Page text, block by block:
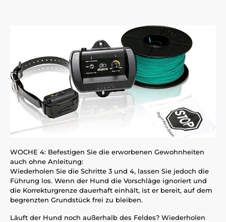
WOCHE 4: Befestigen Sie die erworbenen Gewohnheiten
auch ohne Anleitung:
Wiederholen Sie die Schritte 3 und 4, lassen Sie jedoch die
Führung los. Wenn der Hund die Vorschläge ignoriert und
die Korrekturgrenze dauerhaft einhält, ist er bereit, auf dem
begrenzten Grundstück frei zu bleiben.
Läuft der Hund noch außerhalb des Feldes? Wiederholen